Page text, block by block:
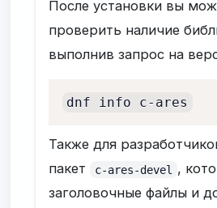
После установки вы
проверить наличие
выполнив запрос на
dnf info c-ares
Также для
пакет
c-ares-devel
,
заголовочные файлы и